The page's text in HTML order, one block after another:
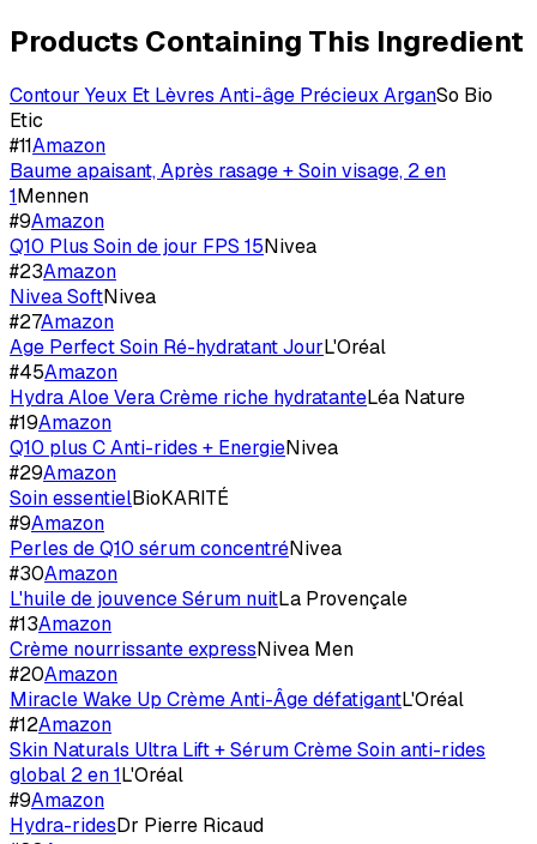
Products Containing This Ingredient
Contour Yeux Et Lèvres Anti-âge Précieux ArganSo Bio
Etic
#11Amazon
Baume apaisant, Après rasage + Soin visage, 2 en
1Mennen
#9Amazon
Q10 Plus Soin de jour FPS 15Nivea
#23Amazon
Nivea SoftNivea
#27Amazon
Age Perfect Soin Ré-hydratant JourL'Oréal
#45Amazon
Hydra Aloe Vera Crème riche hydratanteLéa Nature
#19Amazon
Q10 plus C Anti-rides + EnergieNivea
#29Amazon
Soin essentielBioKARITÉ
#9Amazon
Perles de Q10 sérum concentréNivea
#30Amazon
L'huile de jouvence Sérum nuitLa Provençale
#13Amazon
Crème nourrissante expressNivea Men
#20Amazon
Miracle Wake Up Crème Anti-Âge défatigantL'Oréal
#12Amazon
Skin Naturals Ultra Lift + Sérum Crème Soin anti-rides
global 2 en 1L'Oréal
#9Amazon
Hydra-ridesDr Pierre Ricaud